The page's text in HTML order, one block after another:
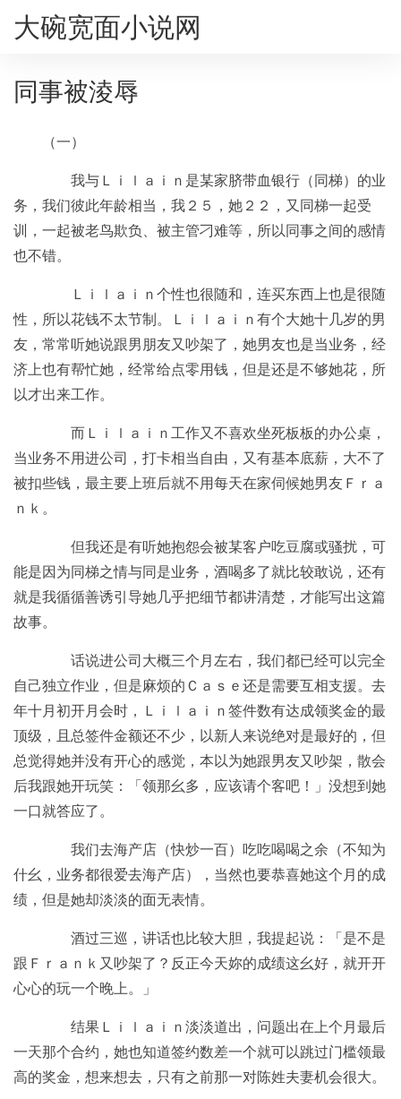
大碗宽面小说网
同事被淩辱
（一）
我与Ｌｉｌａｉｎ是某家脐带血银行（同梯）的业
务，我们彼此年龄相当，我２５，她２２，又同梯一起受
训，一起被老鸟欺负、被主管刁难等，所以同事之间的感情
也不错。
Ｌｉｌａｉｎ个性也很随和，连买东西上也是很随
性，所以花钱不太节制。Ｌｉｌａｉｎ有个大她十几岁的男
友，常常听她说跟男朋友又吵架了，她男友也是当业务，经
济上也有帮忙她，经常给点零用钱，但是还是不够她花，所
以才出来工作。
而Ｌｉｌａｉｎ工作又不喜欢坐死板板的办公桌，
当业务不用进公司，打卡相当自由，又有基本底薪，大不了
被扣些钱，最主要上班后就不用每天在家伺候她男友Ｆｒａ
ｎｋ。
但我还是有听她抱怨会被某客户吃豆腐或骚扰，可
能是因为同梯之情与同是业务，酒喝多了就比较敢说，还有
就是我循循善诱引导她几乎把细节都讲清楚，才能写出这篇
故事。
话说进公司大概三个月左右，我们都已经可以完全
自己独立作业，但是麻烦的Ｃａｓｅ还是需要互相支援。去
年十月初开月会时，Ｌｉｌａｉｎ签件数有达成领奖金的最
顶级，且总签件金额还不少，以新人来说绝对是最好的，但
总觉得她并没有开心的感觉，本以为她跟男友又吵架，散会
后我跟她开玩笑：「领那幺多，应该请个客吧！」没想到她
一口就答应了。
我们去海产店（快炒一百）吃吃喝喝之余（不知为
什幺，业务都很爱去海产店），当然也要恭喜她这个月的成
绩，但是她却淡淡的面无表情。
酒过三巡，讲话也比较大胆，我提起说：「是不是
跟Ｆｒａｎｋ又吵架了？反正今天妳的成绩这幺好，就开开
心心的玩一个晚上。」
结果Ｌｉｌａｉｎ淡淡道出，问题出在上个月最后
一天那个合约，她也知道签约数差一个就可以跳过门槛领最
高的奖金，想来想去，只有之前那一对陈姓夫妻机会很大。